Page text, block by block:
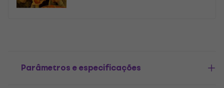
Parâmetros e especificações